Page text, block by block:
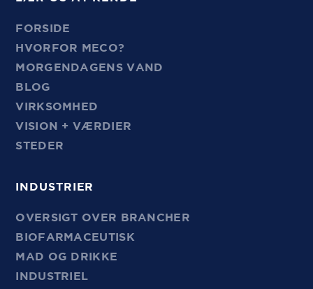
FORSIDE
HVORFOR MECO?
MORGENDAGENS VAND
BLOG
VIRKSOMHED
VISION + VÆRDIER
STEDER
INDUSTRIER
OVERSIGT OVER BRANCHER
BIOFARMACEUTISK
MAD OG DRIKKE
INDUSTRIEL